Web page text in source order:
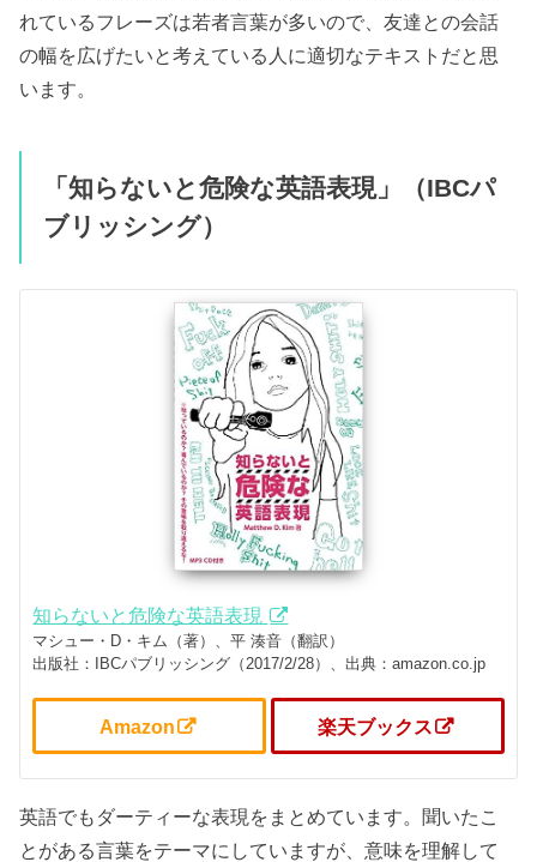
れているフレーズは若者言葉が多いので、友達との会話
の幅を広げたいと考えている人に適切なテキストだと思
います。
「知らないと危険な英語表現」（IBCパ
ブリッシング）
知らないと危険な英語表現
マシュー・D・キム（著）、平 湊音（翻訳）
出版社：IBCパブリッシング（2017/2/28）、出典：amazon.co.jp
Amazon 楽天ブックス
英語でもダーティーな表現をまとめています。聞いたこ
とがある言葉をテーマにしていますが、意味を理解して